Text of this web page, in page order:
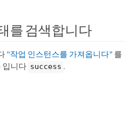
를 검색합니다
"작업 인스턴스를 가져옵니다" 를
입니다 success .